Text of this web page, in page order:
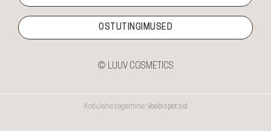
OSTUTINGIMUSED
© LUUV COSMETICS
Kodulehe tegemine: Veebispetsid